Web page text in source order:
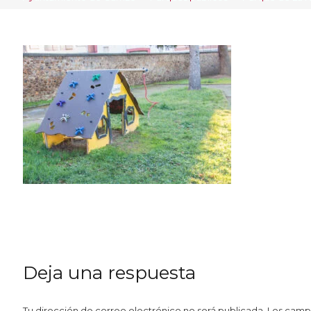
Deja una respuesta